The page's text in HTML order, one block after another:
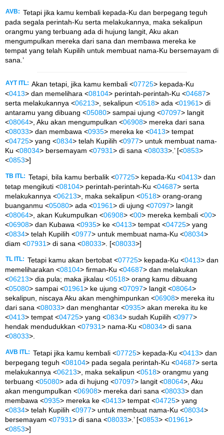
AVB: Tetapi jika kamu kembali kepada-Ku dan berpegang teguh
pada segala perintah-Ku serta melakukannya, maka sekalipun
orangmu yang terbuang ada di hujung langit, Aku akan
mengumpulkan mereka dari sana dan membawa mereka ke
tempat yang telah Kupilih untuk membuat nama-Ku bersemayam di
sana.’
AYT ITL: Akan tetapi, jika kamu kembali <07725> kepada-Ku
<0413> dan memelihara <08104> perintah-perintah-Ku <04687>
serta melakukannya <06213>, sekalipun <0518> ada <01961> di
antaramu yang dibuang <05080> sampai ujung <07097> langit
<08064>, Aku akan mengumpulkan <06908> mereka dari sana
<08033> dan membawa <0935> mereka ke <0413> tempat
<04725> yang <0834> telah Kupilih <0977> untuk membuat nama-
Ku <08034> bersemayam <07931> di sana <08033>.’ [<0853>
<0853>]
TB ITL: Tetapi, bila kamu berbalik <07725> kepada-Ku <0413> dan
tetap mengikuti <08104> perintah-perintah-Ku <04687> serta
melakukannya <06213>, maka sekalipun <0518> orang-orang
buanganmu <05080> ada <01961> di ujung <07097> langit
<08064>, akan Kukumpulkan <06908> <00> mereka kembali <00>
<06908> dan Kubawa <0935> ke <0413> tempat <04725> yang
<0834> telah Kupilih <0977> untuk membuat nama-Ku <08034>
diam <07931> di sana <08033>. [<08033>]
TL ITL: Tetapi kamu akan bertobat <07725> kepada-Ku <0413> dan
memeliharakan <08104> firman-Ku <04687> dan melakukan
<06213> dia pula; maka jikalau <0518> orang kamu dibuang
<05080> sampai <01961> ke ujung <07097> langit <08064>
sekalipun, niscaya Aku akan menghimpunkan <06908> mereka itu
dari sana <08033> dan menghantar <0935> akan mereka itu ke
<0413> tempat <04725> yang <0834> sudah Kupilih <0977>
hendak mendudukkan <07931> nama-Ku <08034> di sana
<08033>.
AVB ITL: Tetapi jika kamu kembali <07725> kepada-Ku <0413> dan
berpegang teguh <08104> pada segala perintah-Ku <04687> serta
melakukannya <06213>, maka sekalipun <0518> orangmu yang
terbuang <05080> ada di hujung <07097> langit <08064>, Aku
akan mengumpulkan <06908> mereka dari sana <08033> dan
membawa <0935> mereka ke <0413> tempat <04725> yang
<0834> telah Kupilih <0977> untuk membuat nama-Ku <08034>
bersemayam <07931> di sana <08033>.’ [<0853> <01961>
<0853>]